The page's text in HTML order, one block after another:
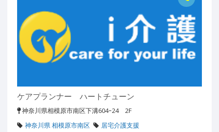
ケアプランナー ハートチューン
神奈川県相模原市南区下溝604ｰ24 2F
神奈川県 相模原市南区
居宅介護支援